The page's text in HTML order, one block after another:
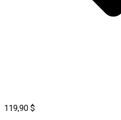
119,90 $